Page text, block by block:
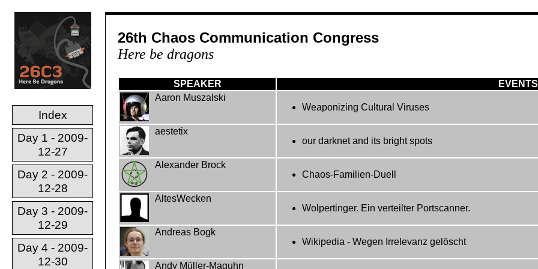
Index
Day 1 - 2009-
12-27
Day 2 - 2009-
12-28
Day 3 - 2009-
12-29
Day 4 - 2009-
12-30
26th Chaos Communication Congress
Here be dragons
SPEAKER
EVENTS
Aaron Muszalski
Weaponizing Cultural Viruses
aestetix
our darknet and its bright spots
Alexander Brock
Chaos-Familien-Duell
AltesWecken
Wolpertinger. Ein verteilter Portscanner.
Andreas Bogk
Wikipedia - Wegen Irrelevanz gelöscht
Andy Müller-Maguhn